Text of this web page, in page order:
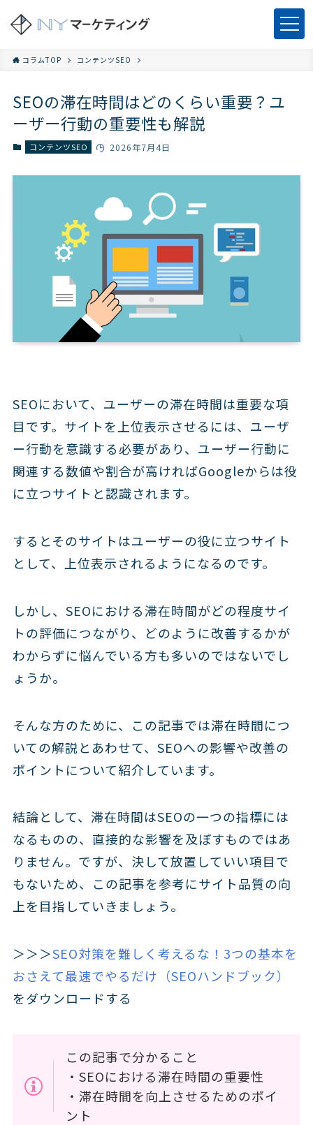
コラムTOP コンテンツSEO
SEOの滞在時間はどのくらい重要？ユ
ーザー行動の重要性も解説
コンテンツSEO 2026年7月4日
SEOにおいて、ユーザーの滞在時間は重要な項
目です。サイトを上位表示させるには、ユーザ
ー行動を意識する必要があり、ユーザー行動に
関連する数値や割合が高ければGoogleからは役
に立つサイトと認識されます。
するとそのサイトはユーザーの役に立つサイト
として、上位表示されるようになるのです。
しかし、SEOにおける滞在時間がどの程度サイ
トの評価につながり、どのように改善するかが
わからずに悩んでいる方も多いのではないでし
ょうか。
そんな方のために、この記事では滞在時間につ
いての解説とあわせて、SEOへの影響や改善の
ポイントについて紹介しています。
結論として、滞在時間はSEOの一つの指標には
なるものの、直接的な影響を及ぼすものではあ
りません。ですが、決して放置していい項目で
もないため、この記事を参考にサイト品質の向
上を目指していきましょう。
＞＞＞SEO対策を難しく考えるな！3つの基本を
おさえて最速でやるだけ（SEOハンドブック）
をダウンロードする
この記事で分かること
・SEOにおける滞在時間の重要性
・滞在時間を向上させるためのポイ
ント